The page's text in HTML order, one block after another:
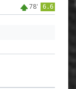
78' 6.6